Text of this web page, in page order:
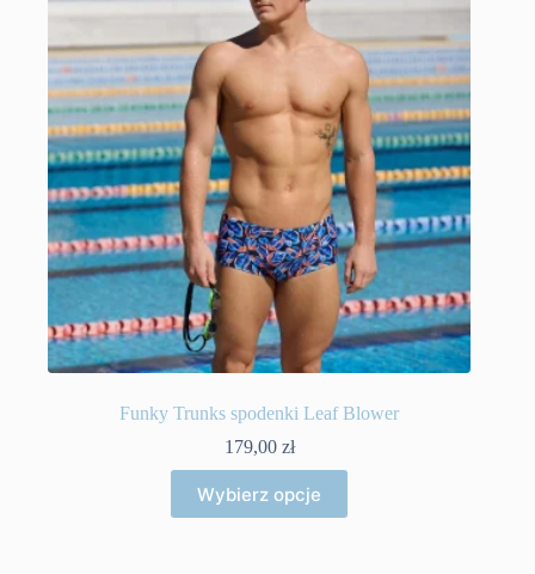
Funky Trunks spodenki Leaf Blower
179,00 zł
Wybierz opcje
produkt
ma